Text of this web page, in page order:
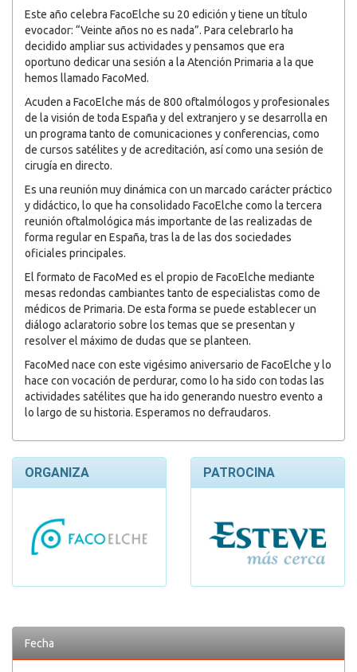
Este año celebra FacoElche su 20 edición y tiene un título
evocador: “Veinte años no es nada”. Para celebrarlo ha
decidido ampliar sus actividades y pensamos que era
oportuno dedicar una sesión a la Atención Primaria a la que
hemos llamado FacoMed.
Acuden a FacoElche más de 800 oftalmólogos y profesionales
de la visión de toda España y del extranjero y se desarrolla en
un programa tanto de comunicaciones y conferencias, como
de cursos satélites y de acreditación, así como una sesión de
cirugía en directo.
Es una reunión muy dinámica con un marcado carácter práctico
y didáctico, lo que ha consolidado FacoElche como la tercera
reunión oftalmológica más importante de las realizadas de
forma regular en España, tras la de las dos sociedades
oficiales principales.
El formato de FacoMed es el propio de FacoElche mediante
mesas redondas cambiantes tanto de especialistas como de
médicos de Primaria. De esta forma se puede establecer un
diálogo aclaratorio sobre los temas que se presentan y
resolver el máximo de dudas que se planteen.
FacoMed nace con este vigésimo aniversario de FacoElche y lo
hace con vocación de perdurar, como lo ha sido con todas las
actividades satélites que ha ido generando nuestro evento a
lo largo de su historia. Esperamos no defraudaros.
ORGANIZA PATROCINA
Fecha